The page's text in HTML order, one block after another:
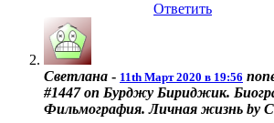
Ответить
Светлана - 11th Март 2020 в 19:56
#1447 on Бурджу Бириджик.
Фильмография. Личная жизнь by